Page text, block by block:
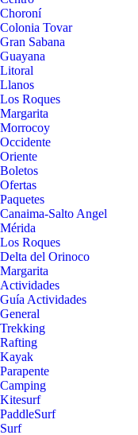
Choroní
Colonia Tovar
Gran Sabana
Guayana
Litoral
Llanos
Los Roques
Margarita
Morrocoy
Occidente
Oriente
Boletos
Ofertas
Paquetes
Canaima-Salto Angel
Mérida
Los Roques
Delta del Orinoco
Margarita
Actividades
Guía Actividades
General
Trekking
Rafting
Kayak
Parapente
Camping
Kitesurf
PaddleSurf
Surf